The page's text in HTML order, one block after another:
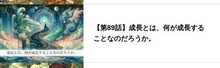
【第89話】成長とは、何が成長する
ことなのだろうか。